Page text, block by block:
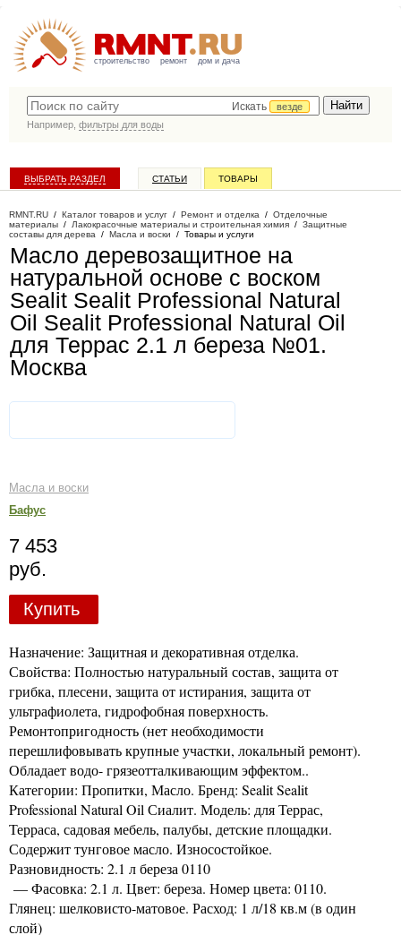
строительство ремонт дом и дача
Искать
везде
Например, фильтры для воды
ВЫБРАТЬ РАЗДЕЛ СТАТЬИ ТОВАРЫ
RMNT.RU / Каталог товаров и услуг / Ремонт и отделка / Отделочные
материалы / Лакокрасочные материалы и строительная химия / Защитные
составы для дерева / Масла и воски / Товары и услуги
Масло деревозащитное на
натуральной основе с воском
Sealit Sealit Professional Natural
Oil Sealit Professional Natural Oil
для Террас 2.1 л береза №01.
Москва
Масла и воски
Бафус
7 453
руб.
Купить
Назначение: Защитная и декоративная отделка.
Свойства: Полностью натуральный состав, защита от
грибка, плесени, защита от истирания, защита от
ультрафиолета, гидрофобная поверхность.
Ремонтопригодность (нет необходимости
перешлифовывать крупные участки, локальный ремонт).
Обладает водо- грязеотталкивающим эффектом..
Категории: Пропитки, Масло. Бренд: Sealit Sealit
Professional Natural Oil Сиалит. Модель: для Террас,
Терраса, садовая мебель, палубы, детские площадки.
Содержит тунговое масло. Износостойкое.
Разновидность: 2.1 л береза 0110
— Фасовка: 2.1 л. Цвет: береза. Номер цвета: 0110.
Глянец: шелковисто-матовое. Расход: 1 л/18 кв.м (в один
слой)